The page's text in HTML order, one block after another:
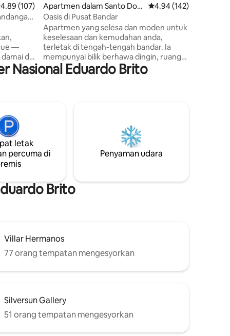
purata 4.89 daripada 5, 107 ulasan
4.89 (107)
—
di
minit
tepi laut
Apartmen dalam Santo Dom
ingo
Penarafan purata 4.94
4.94 (142)
Oasis di Pusat Bandar
Apartmen yang selesa dan moden untuk
keselesaan dan kemudahan anda,
terletak di tengah-tengah bandar. Ia
mempunyai bilik berhawa dingin, ruang
tamu dengan pendingin hawa, TV, bunyi
dan Wi-Fi, dapur lengkap, pemandangan
ketersediaan dan tempahan awal, hanya
beberapa langkah dari segala-galanya,
dengan akses mudah ke jalan utama,
teater, dataran dan restoran. Bersantai
Nasional Eduardo Brito
letak
percuma di
Penyaman udara
Brito
Villar Hermanos
77 orang tempatan mengesyorkan
Silversun Gallery
51 orang tempatan mengesyorkan